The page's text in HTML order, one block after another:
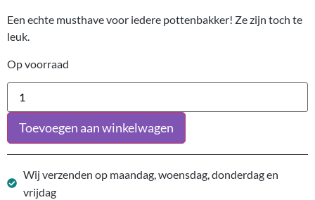
Een echte musthave voor iedere pottenbakker! Ze zijn toch te
leuk.
Op voorraad
Toevoegen aan winkelwagen
Wij verzenden op maandag, woensdag, donderdag en
vrijdag